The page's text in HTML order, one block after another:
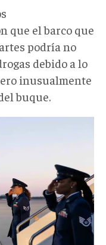
que el barco que
podría no
debido a lo
inusualmente
buque.